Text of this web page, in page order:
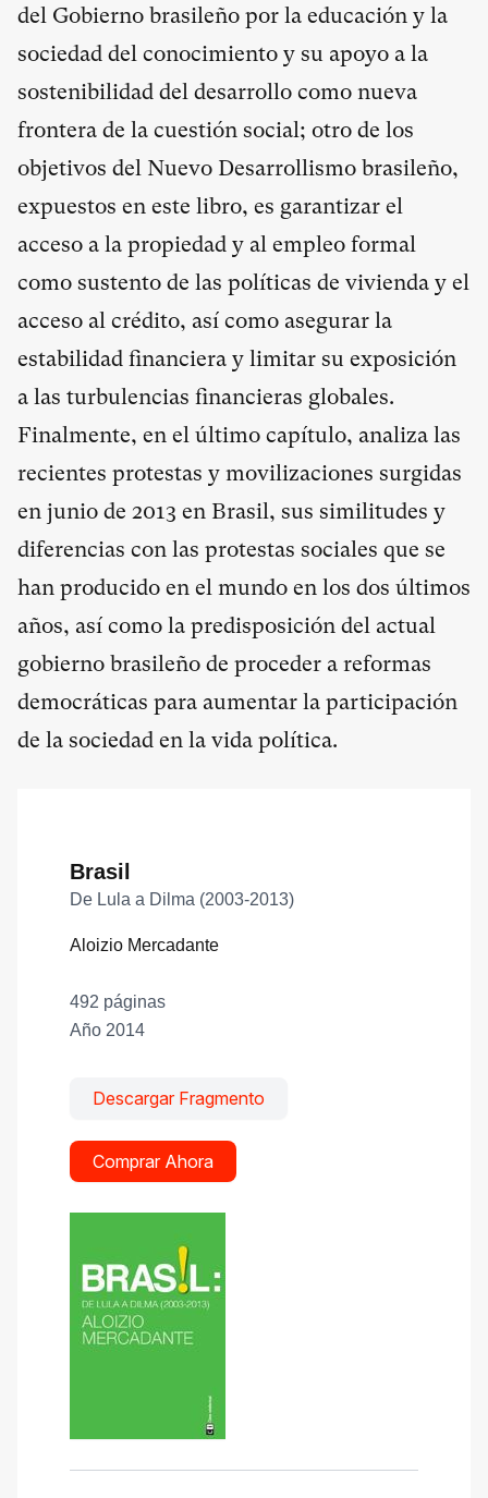
del Gobierno brasileño por la educación y la
sociedad del conocimiento y su apoyo a la
sostenibilidad del desarrollo como nueva
frontera de la cuestión social; otro de los
objetivos del Nuevo Desarrollismo brasileño,
expuestos en este libro, es garantizar el
acceso a la propiedad y al empleo formal
como sustento de las políticas de vivienda y el
acceso al crédito, así como asegurar la
estabilidad financiera y limitar su exposición
a las turbulencias financieras globales.
Finalmente, en el último capítulo, analiza las
recientes protestas y movilizaciones surgidas
en junio de 2013 en Brasil, sus similitudes y
diferencias con las protestas sociales que se
han producido en el mundo en los dos últimos
años, así como la predisposición del actual
gobierno brasileño de proceder a reformas
democráticas para aumentar la participación
de la sociedad en la vida política.
Brasil
De Lula a Dilma (2003-2013)
Aloizio Mercadante
492 páginas
Año 2014
Descargar Fragmento
Comprar Ahora